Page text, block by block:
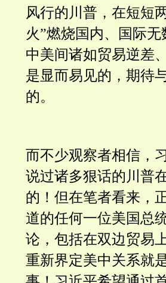
风行的川普，在短短
火”燃烧国内、国际
中美间诸如贸易逆差
是显而易见的，期待
的。
而不少观察者相信，
说过诸多狠话的川普
的！但在笔者看来，
道的任何一位美国总
论，包括在双边贸易
重新界定美中关系就